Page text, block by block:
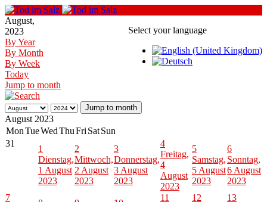
Select your language
August,
2023
By Year
By Month
By Week
Today
Jump to month
Jump to month
August 2023
MonTueWedThuFri SatSun
31
1
Dienstag,
1 August
2023
2
Mittwoch,
2 August
2023
3
Donnerstag,
3 August
2023
4
Freitag,
4
August
2023
5
Samstag,
5 August
2023
6
Sonntag,
6 August
2023
7
11
12
13